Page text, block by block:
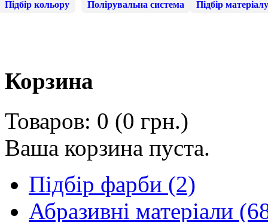
Підбір кольору Полірувальна система Підбір матеріалу
Корзина
Товаров: 0 (0 грн.)
Ваша корзина пуста.
Підбір фарби (2)
Абразивні матеріали